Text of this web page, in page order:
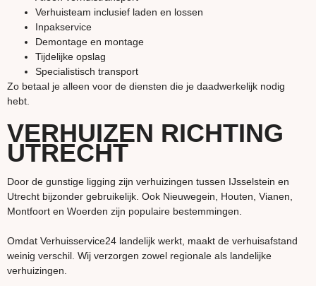
Verhuisteam inclusief laden en lossen
Inpakservice
Demontage en montage
Tijdelijke opslag
Specialistisch transport
Zo betaal je alleen voor de diensten die je daadwerkelijk nodig
hebt.
VERHUIZEN RICHTING
UTRECHT
Door de gunstige ligging zijn verhuizingen tussen IJsselstein en
Utrecht bijzonder gebruikelijk. Ook Nieuwegein, Houten, Vianen,
Montfoort en Woerden zijn populaire bestemmingen.
Omdat Verhuisservice24 landelijk werkt, maakt de verhuisafstand
weinig verschil. Wij verzorgen zowel regionale als landelijke
verhuizingen.